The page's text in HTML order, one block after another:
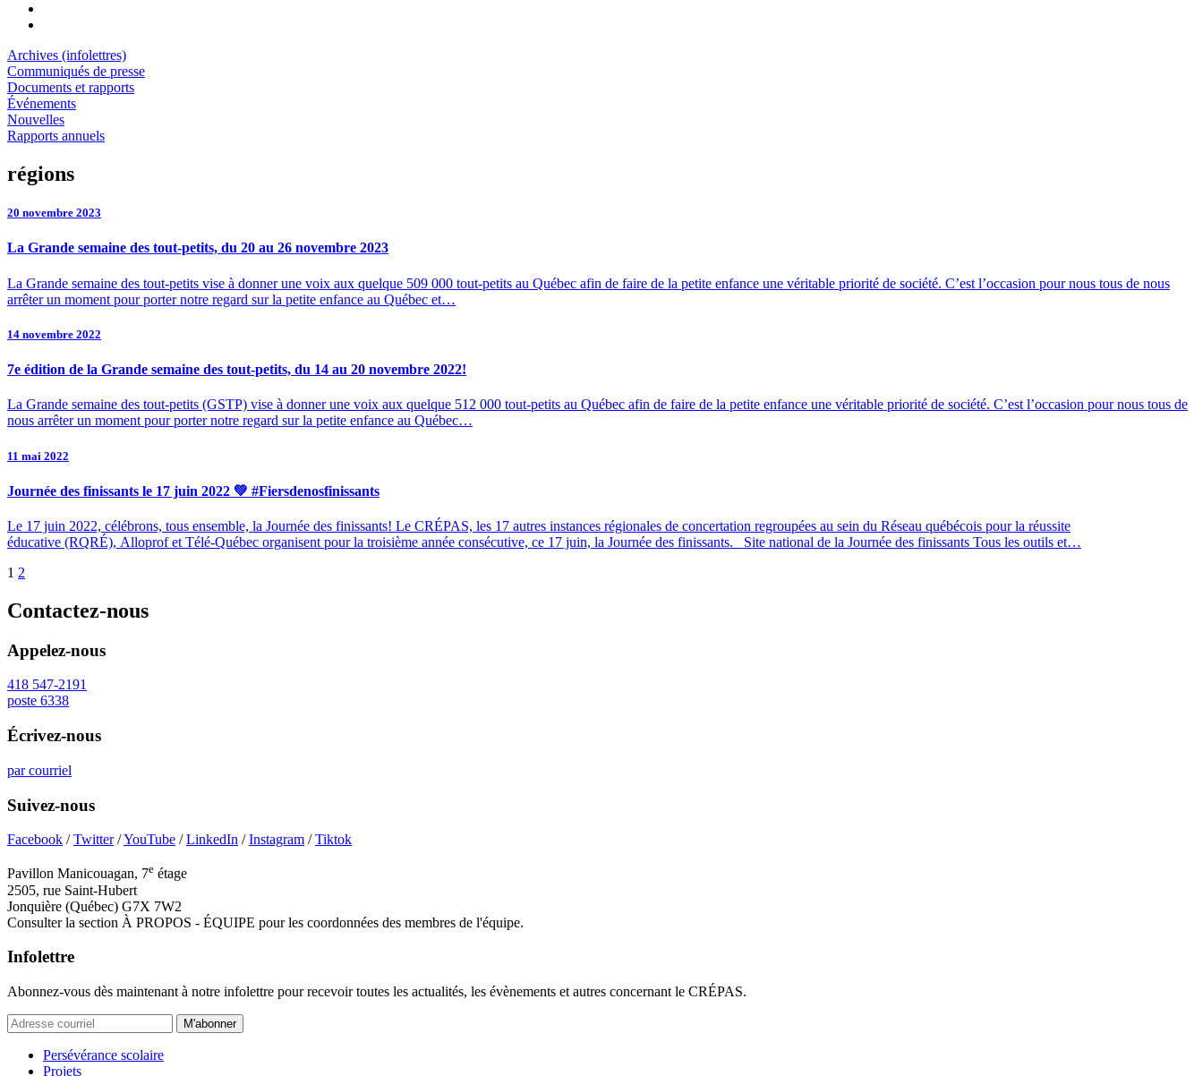
Archives (infolettres)
Communiqués de presse
Documents et rapports
Événements
Nouvelles
Rapports annuels
régions
20 novembre 2023
La Grande semaine des tout-petits, du 20 au 26 novembre 2023
La Grande semaine des tout-petits vise à donner une voix aux quelque 509 000 tout-petits au Québec afin de faire de la petite enfance une véritable priorité de société. C’est l’occasion pour nous tous de nous
arrêter un moment pour porter notre regard sur la petite enfance au Québec et…
14 novembre 2022
7e édition de la Grande semaine des tout-petits, du 14 au 20 novembre 2022!
La Grande semaine des tout-petits (GSTP) vise à donner une voix aux quelque 512 000 tout-petits au Québec afin de faire de la petite enfance une véritable priorité de société. C’est l’occasion pour nous tous de
nous arrêter un moment pour porter notre regard sur la petite enfance au Québec…
11 mai 2022
Journée des finissants le 17 juin 2022 💚 #Fiersdenosfinissants
Le 17 juin 2022, célébrons, tous ensemble, la Journée des finissants! Le CRÉPAS, les 17 autres instances régionales de concertation regroupées au sein du Réseau québécois pour la réussite
éducative (RQRÉ), Alloprof et Télé-Québec organisent pour la troisième année consécutive, ce 17 juin, la Journée des finissants. Site national de la Journée des finissants Tous les outils et…
1 2
Contactez-nous
Appelez-nous
418 547-2191
poste 6338
Écrivez-nous
par courriel
Suivez-nous
Facebook /Twitter/YouTube /LinkedIn /Instagram /Tiktok
Pavillon Manicouagan, 7e étage
2505, rue Saint-Hubert
Jonquière (Québec) G7X 7W2
Consulter la section À PROPOS - ÉQUIPE pour les coordonnées des membres de l'équipe.
Infolettre
Abonnez-vous dès maintenant à notre infolettre pour recevoir toutes les actualités, les évènements et autres concernant le CRÉPAS.
M'abonner
Persévérance scolaire
Projets